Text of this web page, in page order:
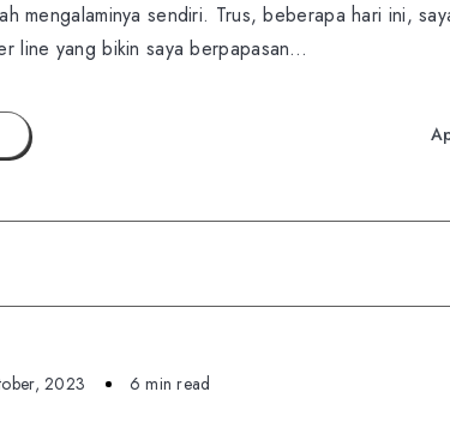
mengalaminya sendiri. Trus, beberapa hari ini,
line yang bikin saya berpapasan…
2023 6 min read